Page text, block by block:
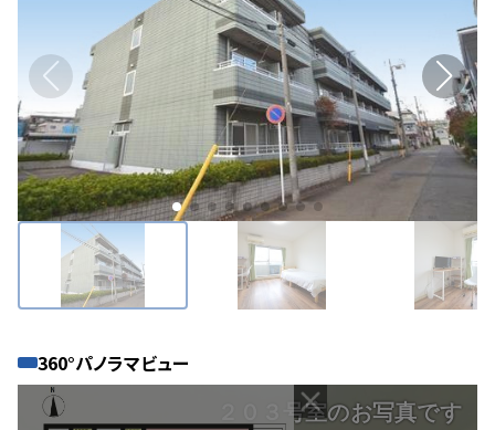
360°パノラマビュー